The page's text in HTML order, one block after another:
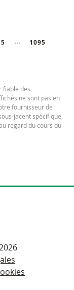
Collapsed
DERNIÈRE
1095
fiable des
ne sont pas en
fournisseur de
jacent spécifique
regard du cours du